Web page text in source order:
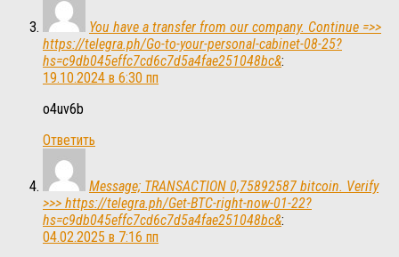
You have a transfer from our company. Continue =>>
https://telegra.ph/Go-to-your-personal-cabinet-08-25?
hs=c9db045effc7cd6c7d5a4fae251048bc&:
19.10.2024 в 6:30 пп
o4uv6b
Ответить
Message; TRANSACTION 0,75892587 bitcoin. Verify
>>> https://telegra.ph/Get-BTC-right-now-01-22?
hs=c9db045effc7cd6c7d5a4fae251048bc&:
04.02.2025 в 7:16 пп